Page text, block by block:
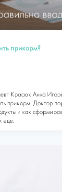
прикорм?
Красюк Анна
прикорм. Доктор
и как
еде.